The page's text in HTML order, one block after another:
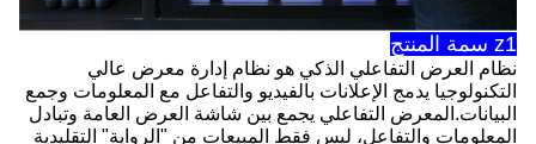
z1 سمة المنتج
نظام العرض التفاعلي الذكي هو نظام إدارة معرض عالي
التكنولوجيا يدمج الإعلانات بالفيديو والتفاعل مع المعلومات وجمع
البيانات.المعرض التفاعلي يجمع بين شاشة العرض العامة وتبادل
المعلومات والتفاعل، ليس فقط المبيعات من "الرواية" التقليدية